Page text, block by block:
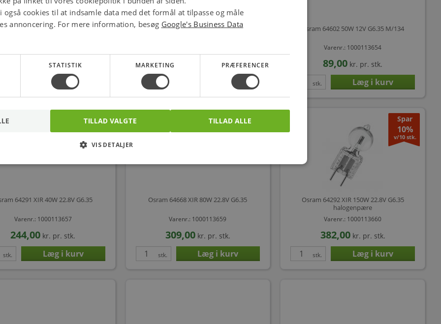
Osram 64258 20W 12V G4
kr.pr. stk.
Osram 64261 30W 12V G6.35 M/130
113,00 pr. stk.
stk.
Osram 64602 50W 12V G6.35 M/134
Varenr.: 1000113654
89,00 kr. pr. stk.
stk.
64291 XIR 40W 22.8V G6.35
Varenr.: 1000113657
244,00 kr. pr. stk.
stk.
Osram 64668 XIR 80W 22.8V G6.35
Varenr.: 1000113659
309,00 kr. pr. stk.
stk.
Spar
10%
v/10 stk.
Osram 64292 XIR 150W 22.8V G6.35
halogenpære
Varenr.: 1000113660
382,00 kr. pr. stk.
stk.
også cookies til at indsamle data med det formål at tilpasse og måle
annoncering. For mere information, besøg Google's Business Data
STATISTIK MARKETING PRÆFERENCER
TILLAD VALGTE TILLAD ALLE
VIS DETALJER